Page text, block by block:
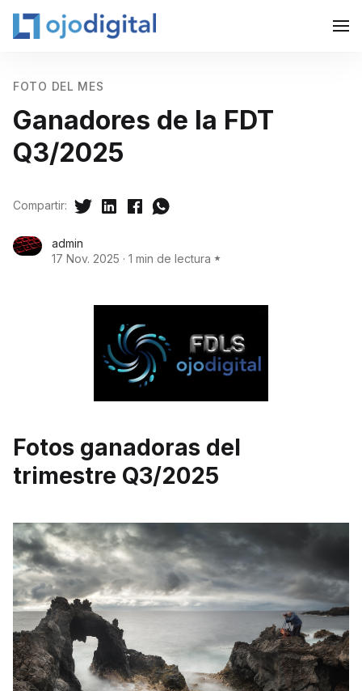
FOTO DEL MES
Ganadores de la FDT
Q3/2025
admin
17 Nov. 2025 · 1 min de lectura
Compartir:
Fotos ganadoras del
trimestre Q3/2025